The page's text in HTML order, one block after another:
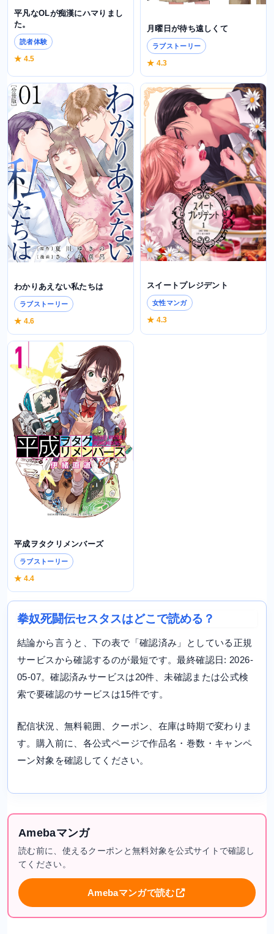
平凡なOLが痴漢にハマりまし
た。
読者体験
★ 4.5
月曜日が待ち遠しくて
ラブストーリー
★ 4.3
わかりあえない私たちは
ラブストーリー
★ 4.6
スイートプレジデント
女性マンガ
★ 4.3
平成ヲタクリメンバーズ
ラブストーリー
★ 4.4
拳奴死闘伝セスタスはどこで読める？
結論から言うと、下の表で「確認済み」としている正規
サービスから確認するのが最短です。最終確認日: 2026-
05-07。確認済みサービスは20件、未確認または公式検
索で要確認のサービスは15件です。
配信状況、無料範囲、クーポン、在庫は時期で変わりま
す。購入前に、各公式ページで作品名・巻数・キャンペ
ーン対象を確認してください。
Amebaマンガ
読む前に、使えるクーポンと無料対象を公式サイトで確認し
てください。
Amebaマンガで読む